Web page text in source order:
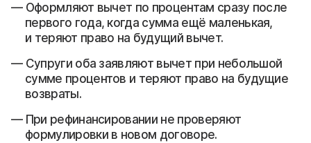
Оформляют вычет по процентам сразу после
первого года, когда сумма ещё маленькая,
и теряют право на будущий вычет.
Супруги оба заявляют вычет при небольшой
сумме процентов и теряют право на будущие
возвраты.
При рефинансировании не проверяют
формулировки в новом договоре.